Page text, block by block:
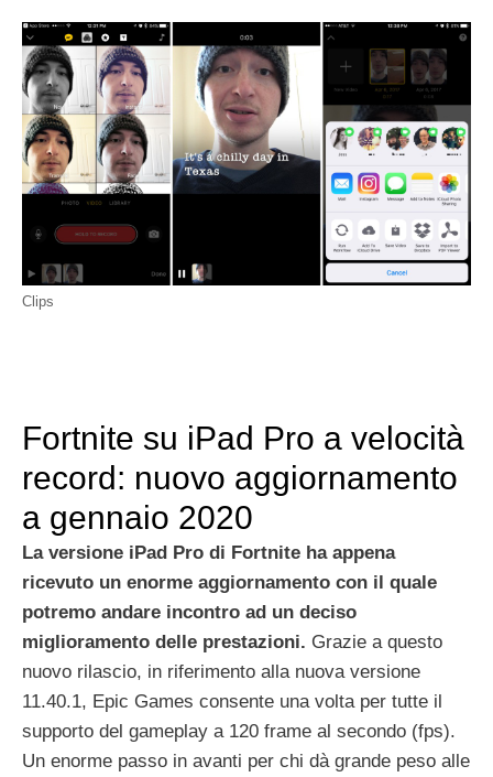
Clips
Fortnite su iPad Pro a velocità
record: nuovo aggiornamento
a gennaio 2020
La versione iPad Pro di Fortnite haappena
ricevuto un enorme aggiornamento con il quale
potremo andare incontro ad un deciso
miglioramento delle prestazioni. Grazie a questo
nuovo rilascio, in riferimento alla nuova versione
11.40.1, Epic Games consente una volta per tutte il
supporto del gameplay a 120 frame al secondo (fps).
Un enorme passo in avanti per chi dà grande peso alle